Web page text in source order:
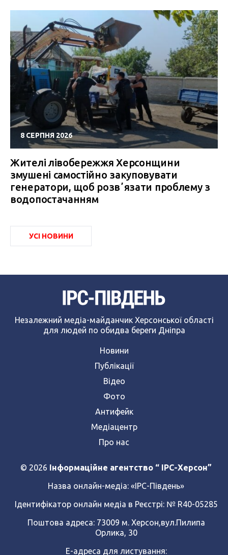
8 СЕРПНЯ 2026
Жителі лівобережжя Херсонщини
змушені самостійно закуповувати
генератори, щоб розвʼязати проблему з
водопостачанням
УСІ НОВИНИ
Незалежний медіа-майданчик Херсонської області
для людей по обидва береги Дніпра
Новини
Публікації
Відео
Фото
Антифейк
Медіацентр
Про нас
© 2026 Інформаційне агентство “ IPC-Херсон”
Назва онлайн-медіа: «ІРС-Південь»
Ідентифікатор онлайн медіа в Реєстрі: № R40-05285
Поштова адреса: 73009 м. Херсон,вул.Пилипа
Орлика, 30
Е-адреса для листування: